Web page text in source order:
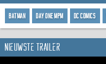
Batman Day One MPM DC Comics
Nieuwste trailer